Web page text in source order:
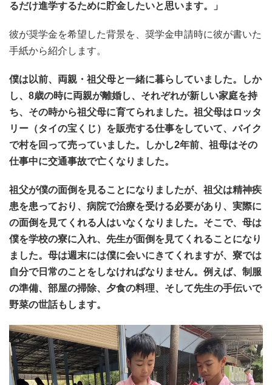
るだけ進学するために貯金したいと思います。」
彼が奨学金を希望した背景を、奨学金申請時に彼が書いた
手紙から紹介します。
僕は以前、両親・祖父母と一緒に暮らしていました。しか
し、8歳の時に両親が離婚し、それぞれが新しい家庭を持
ち、その時から祖父母に育てられました。祖父母はロッタ
リー（タイの宝くじ）を販売する仕事をしていて、バイク
で村を回って売っていました。しかし2年前、祖母はその
仕事中に交通事故で亡くなりました。
祖父が僕の面倒を見ることになりましたが、祖父は精神疾
患を患っており、病院で治療を受ける必要があり、実際に
の面倒を見てくれる人はいなくなりました。そこで、母は
僕を学校の寮に入れ、先生が面倒を見てくれることになり
ました。母は週末には僕に会いにきてくれますが、寮では
自分で日常のことをしなければなりません。例えば、制服
の準備、部屋の掃除、夕食の料理、そして先生の手伝いで
野菜の世話もします。